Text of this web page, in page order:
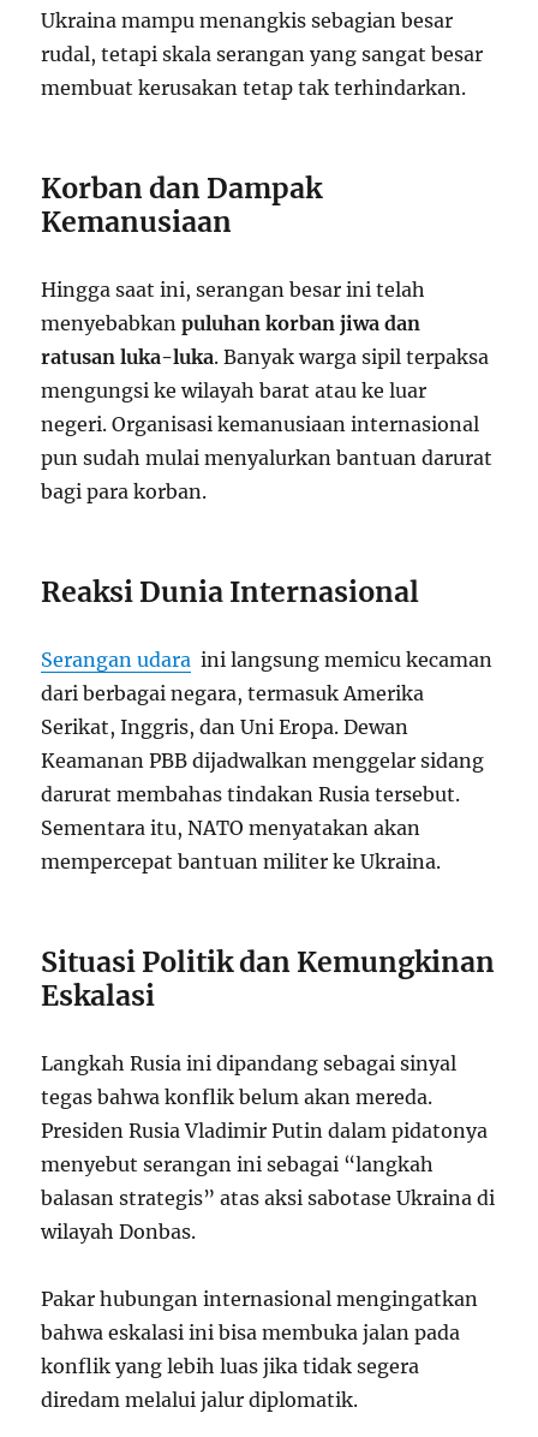
Ukraina mampu menangkis sebagian besar
rudal, tetapi skala serangan yang sangat besar
membuat kerusakan tetap tak terhindarkan.
Korban dan Dampak
Kemanusiaan
Hingga saat ini, serangan besar ini telah
menyebabkanpuluhan korban jiwa dan
ratusan luka-luka. Banyak warga sipil terpaksa
mengungsi ke wilayah barat atau ke luar
negeri. Organisasi kemanusiaan internasional
pun sudah mulai menyalurkan bantuan darurat
bagi para korban.
Reaksi Dunia Internasional
Serangan udara ini langsung memicu kecaman
dari berbagai negara, termasuk Amerika
Serikat, Inggris, dan Uni Eropa. Dewan
Keamanan PBB dijadwalkan menggelar sidang
darurat membahas tindakan Rusia tersebut.
Sementara itu, NATO menyatakan akan
mempercepat bantuan militer ke Ukraina.
Situasi Politik dan Kemungkinan
Eskalasi
Langkah Rusia ini dipandang sebagai sinyal
tegas bahwa konflik belum akan mereda.
Presiden Rusia Vladimir Putin dalam pidatonya
menyebut serangan ini sebagai “langkah
balasan strategis” atas aksi sabotase Ukraina di
wilayah Donbas.
Pakar hubungan internasional mengingatkan
bahwa eskalasi ini bisa membuka jalan pada
konflik yang lebih luas jika tidak segera
diredam melalui jalur diplomatik.